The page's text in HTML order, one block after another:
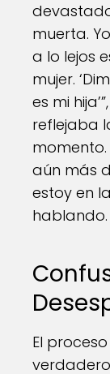
muerta.
a lo lejos
mujer.
es mi
reflejaba
aún más
estoy en
hablando.
El